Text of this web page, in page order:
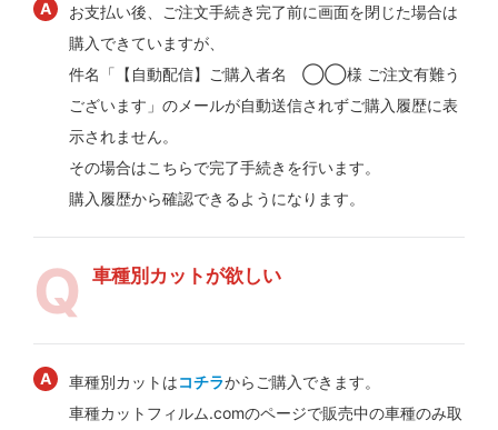
お支払い後、ご注文手続き完了前に画面を閉じた場合は
購入できていますが、
件名「【自動配信】ご購入者名 ◯◯様 ご注文有難う
ございます」のメールが自動送信されずご購入履歴に表
示されません。
その場合はこちらで完了手続きを行います。
購入履歴から確認できるようになります。
車種別カットが欲しい
車種別カットはコチラからご購入できます。
車種カットフィルム.comのページで販売中の車種のみ取